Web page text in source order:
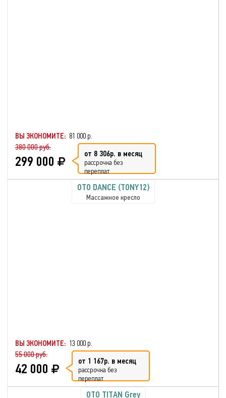
ВЫ ЭКОНОМИТЕ: 81 000 р.
380 000 руб.
299 000 от 8 306р. в месяц
рассрочка без
переплат
OTO DANCE (TONY12)
Массажное кресло
ВЫ ЭКОНОМИТЕ: 13 000 р.
55 000 руб.
42 000 от 1 167р. в месяц
рассрочка без
переплат
OTO TITAN Grey